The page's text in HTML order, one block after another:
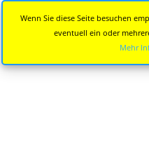
Wenn Sie diese Seite besuchen
eventuell ein oder
Mehr